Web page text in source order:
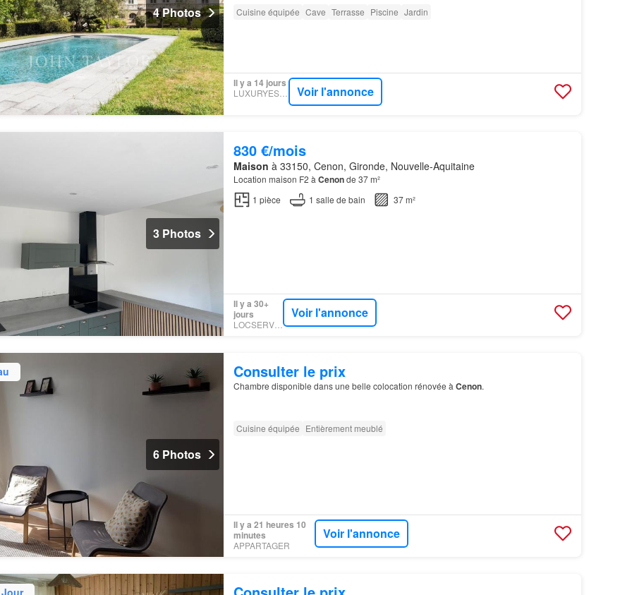
4 Photos
Cuisine équipée Cave Terrasse Piscine Jardin
Il y a 14 jours
LUXURYESTATE Voir l'annonce
3 Photos
830 €/mois
Maison à 33150, Cenon, Gironde, Nouvelle-Aquitaine
Location maison F2 à Cenonde 37 m²
1 pièce 1 salle de bain 37 m²
Il y a 30+
jours
LOCSERVICE
Voir l'annonce
6 Photos
Consulter le prix
Chambre disponible dans une belle colocation rénovée à Cenon.
Cuisine équipée Entièrement meublé
Il y a 21 heures 10
minutes
APPARTAGER
Voir l'annonce